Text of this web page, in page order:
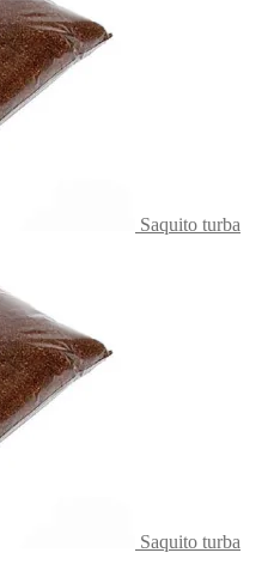
Saquito turba
Saquito turba